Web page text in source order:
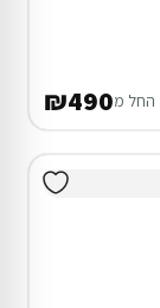
החל מ₪490